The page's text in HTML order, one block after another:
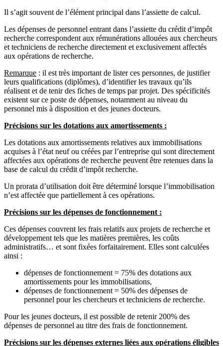
Il s’agit souvent de l’élément principal dans l’assiette de calcul.
Les dépenses de personnel entrant dans l’assiette du crédit d’impôt
recherche correspondent aux rémunérations allouées aux chercheurs
et techniciens de recherche directement et exclusivement affectés
aux opérations de recherche.
Remarque : il est très important de lister ces personnes, de justifier
leurs qualifications (diplômes), d’identifier les travaux qu’ils
réalisent et de tenir des fiches de temps par projet. Des spécificités
existent sur ce poste de dépenses, notamment au niveau du
personnel mis à disposition et des jeunes docteurs.
Précisions sur les dotations aux amortissements :
Les dotations aux amortissements relatives aux immobilisations
acquises à l’état neuf ou créées par l’entreprise qui sont directement
affectées aux opérations de recherche peuvent être retenues dans la
base de calcul du crédit d’impôt recherche.
Un prorata d’utilisation doit être déterminé lorsque l’immobilisation
n’est affectée que partiellement à ces opérations.
Précisions sur les dépenses de fonctionnement :
Ces dépenses couvrent les frais relatifs aux projets de recherche et
développement tels que les matières premières, les coûts
administratifs… et sont fixées forfaitairement. Elles sont calculées
ainsi :
dépenses de fonctionnement = 75% des dotations aux
amortissements pour les immobilisations,
dépenses de fonctionnement = 50% des dépenses de
personnel pour les chercheurs et techniciens de recherche.
Pour les jeunes docteurs, il est possible de retenir 200% des
dépenses de personnel au titre des frais de fonctionnement.
Précisions sur les dépenses externes liées aux opérations éligibles